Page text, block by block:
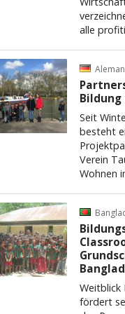
alle
Bildung
Seit
besteht
Verein
Wohnen
Weitblick
fördert